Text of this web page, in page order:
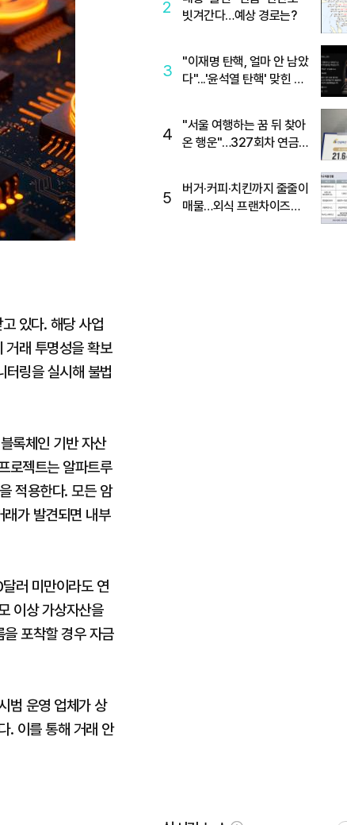
지
확
대
있다. 해당 사업
거래 투명성을 확보
링을 실시해 불법
록체인 기반 자산
로젝트는 알파트루
적용한다. 모든 암
가 발견되면 내부
러 미만이라도 연
이상 가상자산을
포착할 경우 자금
범 운영 업체가 상
. 이를 통해 거래 안
2
빗겨간다…예상 경로는?
3
"이재명 탄핵, 얼마 안 남았
다"...'윤석열 탄핵' 맞힌 무
4
"서울 여행하는 꿈 뒤 찾아
온 행운"…327회차 연금
5
버거·커피·치킨까지 줄줄이
매물…외식 프랜차이즈